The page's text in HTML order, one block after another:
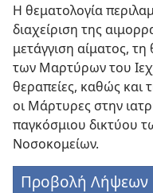
Η θεματολογία
διαχείριση της
μετάγγιση αίματος,
των Μαρτύρων του
θεραπείες, καθώς και
οι Μάρτυρες στην
παγκόσμιου δικτύου
Νοσοκομείων.
Προβολή Λήψεων